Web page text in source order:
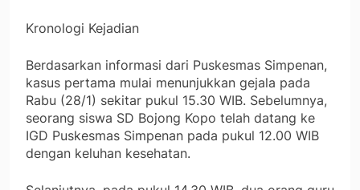
Kronologi Kejadian
Berdasarkan informasi dari Puskesmas Simpenan,
kasus pertama mulai menunjukkan gejala pada
Rabu (28/1) sekitar pukul 15.30 WIB. Sebelumnya,
seorang siswa SD Bojong Kopo telah datang ke
IGD Puskesmas Simpenan pada pukul 12.00 WIB
dengan keluhan kesehatan.